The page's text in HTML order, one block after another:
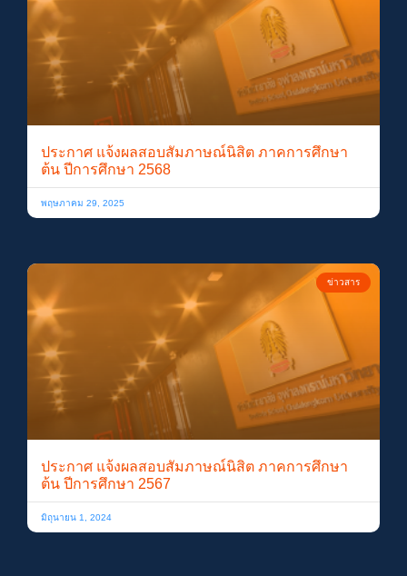
ประกาศ แจ้งผลสอบสัมภาษณ์นิสิต ภาคการศึกษา
ต้น ปีการศึกษา 2568
พฤษภาคม 29, 2025
ข่าวสาร
ประกาศ แจ้งผลสอบสัมภาษณ์นิสิต ภาคการศึกษา
ต้น ปีการศึกษา 2567
มิถุนายน 1, 2024